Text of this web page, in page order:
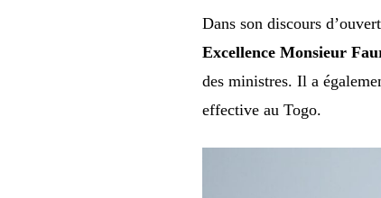
Dans son discours
Excellence Monsieur
des ministres. Il a
effective au Togo.